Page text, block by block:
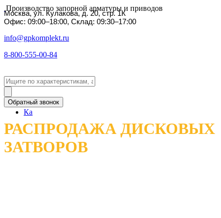
Производство запорной арматуры и приводов
Москва, ул. Кулакова, д. 20, стр. 1К
Офис: 09:00–18:00, Склад: 09:30–17:00
info@gpkomplekt.ru
8-800-555-00-84
Обратный звонок
РАСПРОДАЖА ДИСКОВЫХ
ЗАТВОРОВ
Ка